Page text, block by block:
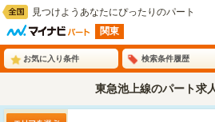
見つけようあなたにぴったりのパート
関東
お気に入り条件 検索条件履歴
東急池上線のパート求